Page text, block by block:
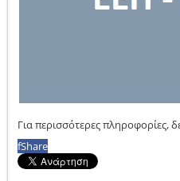
Για περισσότερες πληροφορίες,
fShare